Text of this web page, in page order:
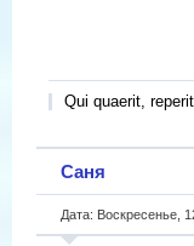
Qui quaerit, reperit
Саня
Дата: Воскресенье,